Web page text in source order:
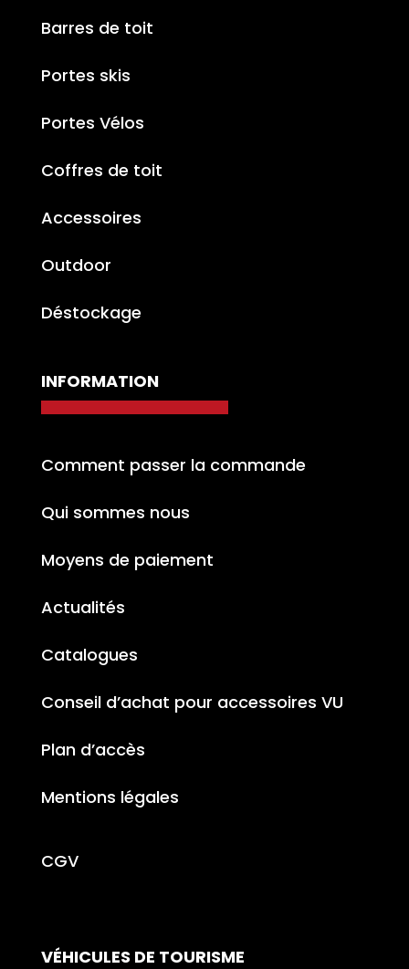
Barres de toit
Portes skis
Portes Vélos
Coffres de toit
Accessoires
Outdoor
Déstockage
INFORMATION
Comment passer la commande
Qui sommes nous
Moyens de paiement
Actualités
Catalogues
Conseil d’achat pour accessoires VU
Plan d’accès
Mentions légales
CGV
VÉHICULES DE TOURISME